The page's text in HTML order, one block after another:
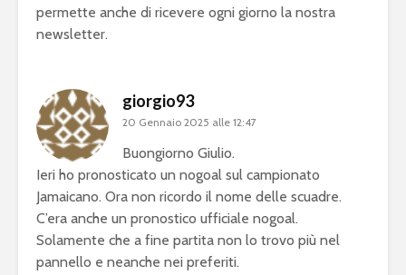
permette anche di ricevere ogni giorno la nostra
newsletter.
giorgio93
20 Gennaio 2025 alle 12:47
Buongiorno Giulio.
Ieri ho pronosticato un nogoal sul campionato
Jamaicano. Ora non ricordo il nome delle scuadre.
C’era anche un pronostico ufficiale nogoal.
Solamente che a fine partita non lo trovo più nel
pannello e neanche nei preferiti.